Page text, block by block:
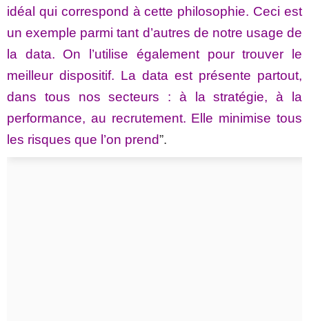
idéal qui correspond à cette philosophie. Ceci est
un exemple parmi tant d’autres de notre usage de
la data. On l’utilise également pour trouver le
meilleur dispositif. La data est présente partout,
dans tous nos secteurs : à la stratégie, à la
performance, au recrutement. Elle minimise tous
les risques que l’on prend”.